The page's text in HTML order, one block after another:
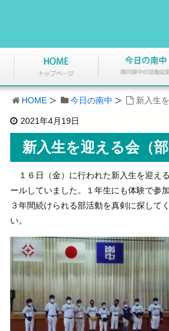
HOME 今日の南中 新入生
2021年4月19日
新入生を迎える会（部
１６日（金）に行われた新入生を迎え
ールしていました。１年生にも体験で参
３年間続けられる部活動を真剣に探して
い。